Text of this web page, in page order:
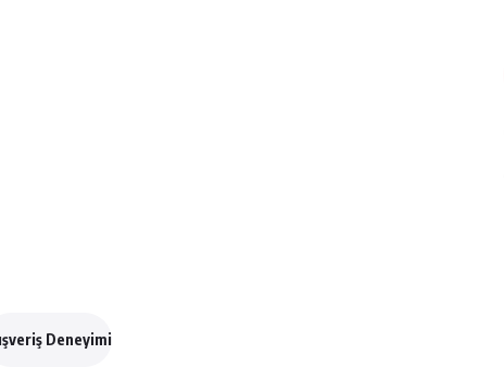
Deneyimi